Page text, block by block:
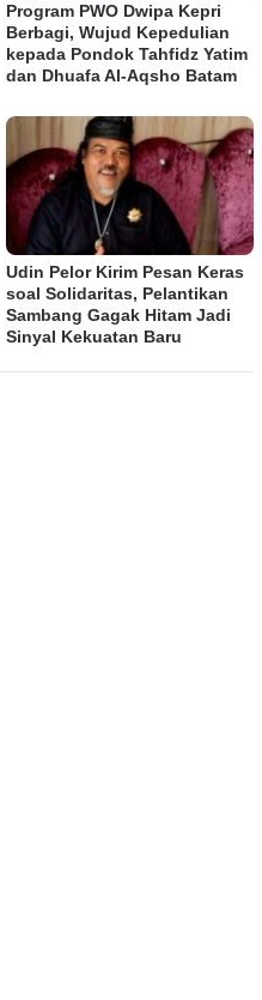
Program PWO Dwipa Kepri
Berbagi, Wujud Kepedulian
kepada Pondok Tahfidz Yatim
dan Dhuafa Al-Aqsho Batam
Udin Pelor Kirim Pesan Keras
soal Solidaritas, Pelantikan
Sambang Gagak Hitam Jadi
Sinyal Kekuatan Baru